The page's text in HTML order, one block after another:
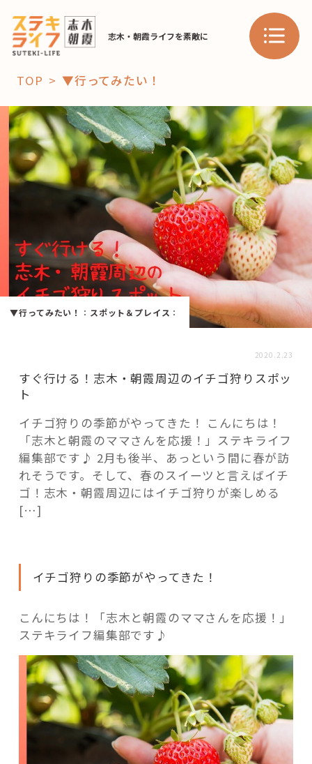
志木・朝霞ライフを素敵に
「コト」
子育て
暮らし
おすすめ
スポット 学び・教育
「場」
HAREL HAREL
活用事例
「モノ」
fleXe リノベ事例
「ひと」
これからの暮らし 住み替え相談
記事検索
TOP ▼行ってみたい！
▼行ってみたい！ ： スポット＆プレイス ：
2020.2.23
すぐ行ける！志木・朝霞周辺のイチゴ狩りスポッ
ト
イチゴ狩りの季節がやってきた！ こんにちは！
「志木と朝霞のママさんを応援！」ステキライフ
編集部です♪ 2月も後半、あっという間に春が訪
れそうです。そして、春のスイーツと言えばイチ
ゴ！志木・朝霞周辺にはイチゴ狩りが楽しめる
[…]
イチゴ狩りの季節がやってきた！
こんにちは！「志木と朝霞のママさんを応援！」
ステキライフ編集部です♪